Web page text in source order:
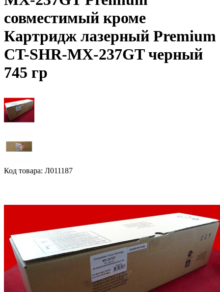
совместимый кроме
Картридж лазерный Premium
CT-SHR-MX-237GT черный
745 гр
Код товара: Л011187